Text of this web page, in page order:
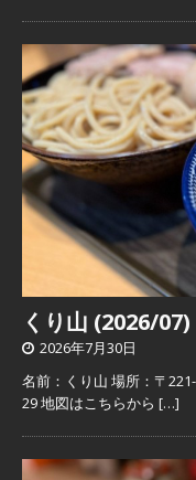
くり山 (2026/07)
2026年7月30日
名前：くり山 場所：〒
29 地図はこちらから […]